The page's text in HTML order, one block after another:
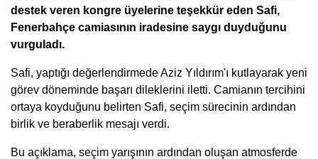
destek veren kongre üyelerine teşekkür eden Safi,
Fenerbahçe camiasının iradesine saygı duyduğunu
vurguladı.
Safi, yaptığı değerlendirmede Aziz Yıldırım'ı kutlayarak yeni
görev döneminde başarı dileklerini iletti. Camianın tercihini
ortaya koyduğunu belirten Safi, seçim sürecinin ardından
birlik ve beraberlik mesajı verdi.
Bu açıklama, seçim yarışının ardından oluşan atmosferde